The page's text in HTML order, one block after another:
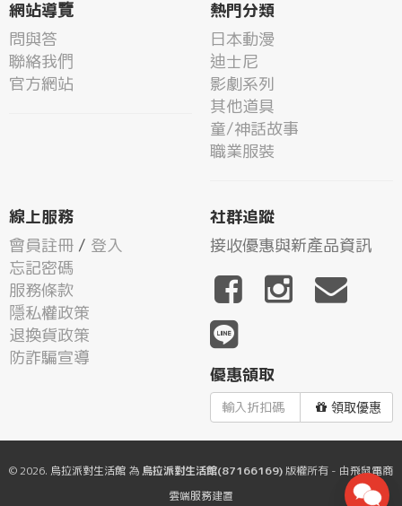
網站導覽
問與答
聯絡我們
官方網站
熱門分類
日本動漫
迪士尼
影劇系列
其他道具
童/神話故事
職業服裝
線上服務
會員註冊 / 登入
忘記密碼
服務條款
隱私權政策
退換貨政策
防詐騙宣導
社群追蹤
接收優惠與新產品資訊
優惠領取
領取優惠
© 2026. 烏拉派對生活館 為 烏拉派對生活館(87166169)版權所有 - 由飛鼠電商
雲端服務建置